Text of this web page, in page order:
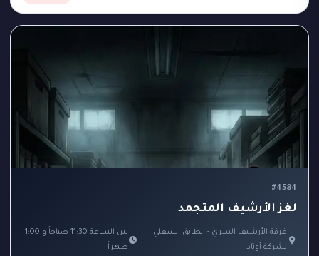
#4584
لغز الأرشيف المتجمد
غرفة الأرشيف السري - الطابق السفلي
لشركة أوتاد
بين الساعة 11:30 صباحاً و 1:00
ظهراً